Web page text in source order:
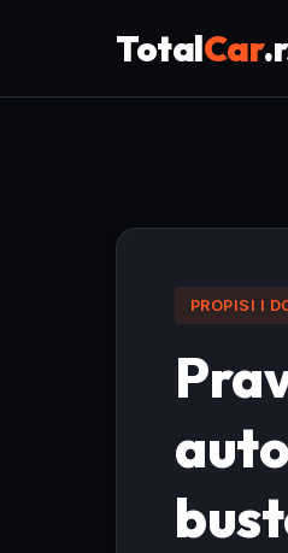
TotalCar
PROPISI I